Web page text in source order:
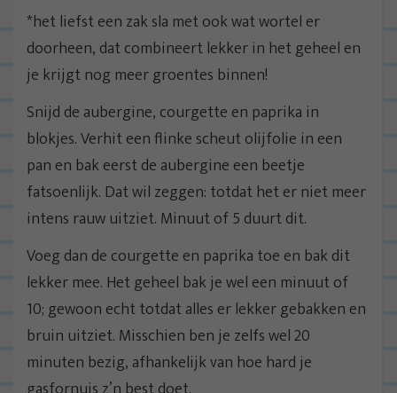
*het liefst een zak sla met ook wat wortel er
doorheen, dat combineert lekker in het geheel en
je krijgt nog meer groentes binnen!
Snijd de aubergine, courgette en paprika in
blokjes. Verhit een flinke scheut olijfolie in een
pan en bak eerst de aubergine een beetje
fatsoenlijk. Dat wil zeggen: totdat het er niet meer
intens rauw uitziet. Minuut of 5 duurt dit.
Voeg dan de courgette en paprika toe en bak dit
lekker mee. Het geheel bak je wel een minuut of
10; gewoon echt totdat alles er lekker gebakken en
bruin uitziet. Misschien ben je zelfs wel 20
minuten bezig, afhankelijk van hoe hard je